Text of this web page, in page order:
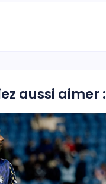
aussi aimer :